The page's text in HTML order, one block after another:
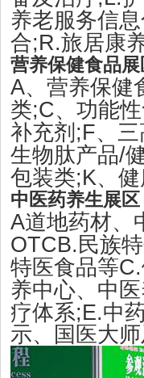
养老服务信
合;R.旅居康
营养保健食品展
A、营养保健
类;C、功能
补充剂 ;F、
生物肽产品/
包装类;K、
中医药养生展区
A道地药材、
OTCB. 民族
特医食品等C.
养中心、中
疗体系;E.中
示、国医大